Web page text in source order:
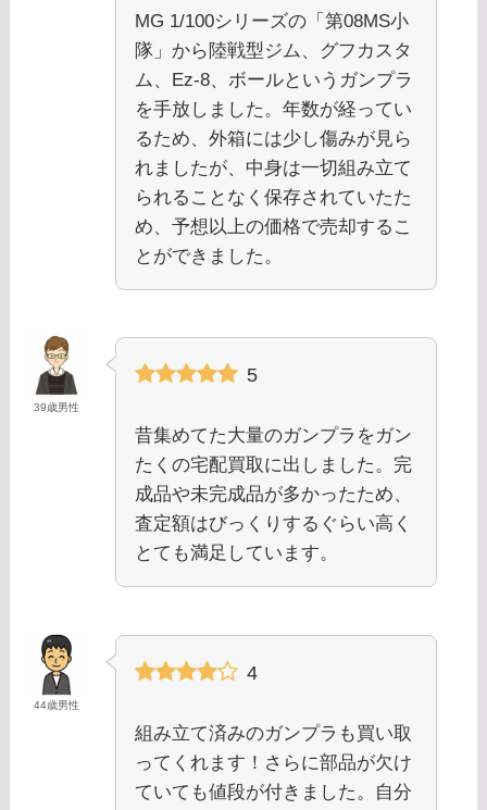
MG 1/100シリーズの「第08MS小
隊」から陸戦型ジム、グフカスタ
ム、Ez-8、ボールというガンプラ
を手放しました。年数が経ってい
るため、外箱には少し傷みが見ら
れましたが、中身は一切組み立て
られることなく保存されていたた
め、予想以上の価格で売却するこ
とができました。
39歳男性
5
昔集めてた大量のガンプラをガン
たくの宅配買取に出しました。完
成品や未完成品が多かったため、
査定額はびっくりするぐらい高く
とても満足しています。
44歳男性
4
組み立て済みのガンプラも買い取
ってくれます！さらに部品が欠け
ていても値段が付きました。自分